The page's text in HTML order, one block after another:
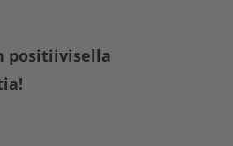
positiivisella